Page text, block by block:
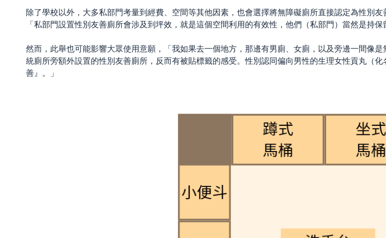
除了學校以外，大多私部門考量到經費、空間等其他因素，也會選擇將無障礙廁所直接認定為性別
「私部門設置性別友善廁所會涉及到坪效，就是這個空間利用的有效性，他們（私部門）當然是持保
然而，此舉也可能影響大眾使用意願，「我如果去一個地方，那邊有男廁、女廁，以及旁邊一間像
統廁所旁額外設置的性別友善廁所，反而有被貼標籤的感受。性別認同偏向男性的生理女性貢丸（
善』。」